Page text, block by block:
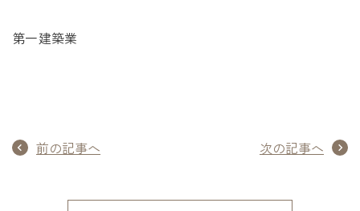
第一建築業
前の記事へ 次の記事へ